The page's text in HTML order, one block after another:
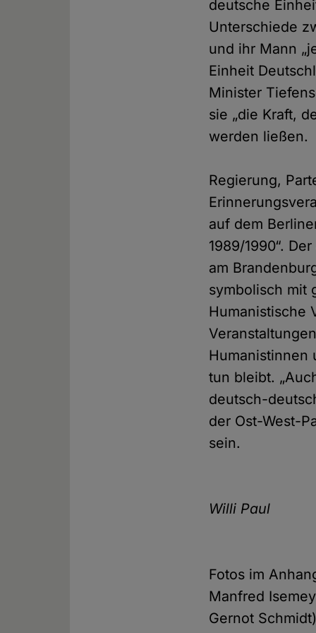
deutsche
Unterschiede
und ihr Mann
Einheit
Minister
sie „die Kraft,
werden ließen.
Regierung,
auf dem
1989/1990“.
am
symbolisch mit
Humanistische
Humanistinnen
tun bleibt.
deutsch-
der Ost-West-
sein.
Willi Paul
Fotos im
Manfred
Gernot Schmidt)